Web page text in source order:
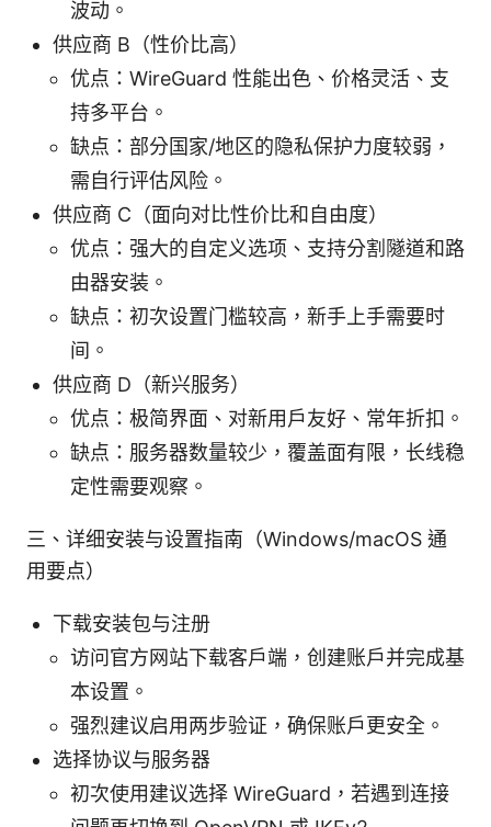
波动。
供应商 B（性价比高）
优点：WireGuard 性能出色、价格灵活、支
持多平台。
缺点：部分国家/地区的隐私保护力度较弱，
需自行评估风险。
供应商 C（面向对比性价比和自由度）
优点：强大的自定义选项、支持分割隧道和路
由器安装。
缺点：初次设置门槛较高，新手上手需要时
间。
供应商 D（新兴服务）
优点：极简界面、对新用户友好、常年折扣。
缺点：服务器数量较少，覆盖面有限，长线稳
定性需要观察。
三、详细安装与设置指南（Windows/macOS 通
用要点）
下载安装包与注册
访问官方网站下载客户端，创建账户并完成基
本设置。
强烈建议启用两步验证，确保账户更安全。
选择协议与服务器
初次使用建议选择 WireGuard，若遇到连接